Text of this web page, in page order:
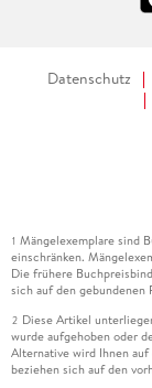
Datenschutz
1 Mängelexemplare sind
einschränken.
Die frühere
sich auf den gebundenen
2 Diese Artikel
wurde aufgehoben oder
Alternative wird Ihnen
beziehen sich auf den